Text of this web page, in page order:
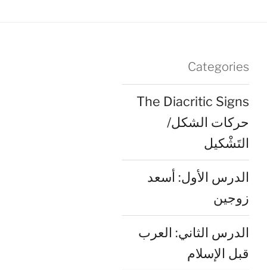
Categories
The Diacritic Signs
حركات الشكل/
التَشْكيل
الدرس الأول: أسعد
زوجين
الدرس الثاني: العرب
قبل الإسلام